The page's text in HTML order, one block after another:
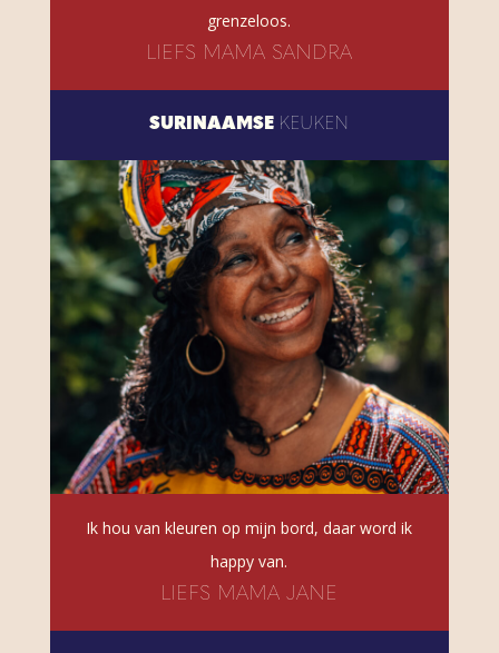
grenzeloos.
LIEFS MAMA SANDRA
SURINAAMSE KEUKEN
Ik hou van kleuren op mijn bord, daar word ik
happy van.
LIEFS MAMA JANE